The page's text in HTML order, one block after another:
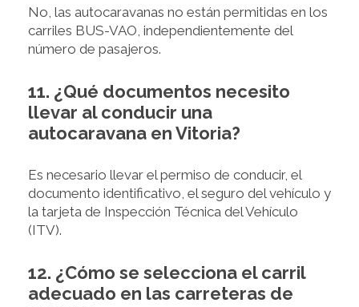
No, las autocaravanas no están permitidas en los
carriles BUS-VAO, independientemente del
número de pasajeros.
11. ¿Qué documentos necesito
llevar al conducir una
autocaravana en Vitoria?
Es necesario llevar el permiso de conducir, el
documento identificativo, el seguro del vehículo y
la tarjeta de Inspección Técnica del Vehículo
(ITV).
12. ¿Cómo se selecciona el carril
adecuado en las carreteras de